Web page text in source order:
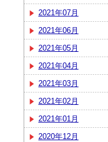
2021年07月
2021年06月
2021年05月
2021年04月
2021年03月
2021年02月
2021年01月
2020年12月